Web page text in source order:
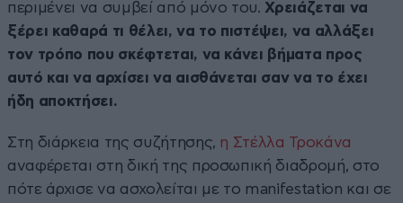
περιμένει να συμβεί από μόνο του. Χρειάζεται να
ξέρει καθαρά τι θέλει, να το πιστέψει, να αλλάξει
τον τρόπο που σκέφτεται, να κάνει βήματα προς
αυτό και να αρχίσει να αισθάνεται σαν να το έχει
ήδη αποκτήσει.
Στη διάρκεια της συζήτησης, η Στέλλα Τροκάνα
αναφέρεται στη δική της προσωπική διαδρομή, στο
πότε άρχισε να ασχολείται με το manifestation και σε